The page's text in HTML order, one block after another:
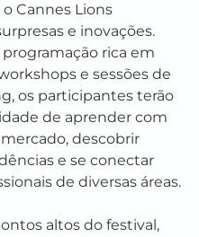
o Cannes Lions
e inovações.
rica em
e sessões de
os participantes terão
de aprender com
mercado, descobrir
e se conectar
de diversas áreas.
altos do festival,